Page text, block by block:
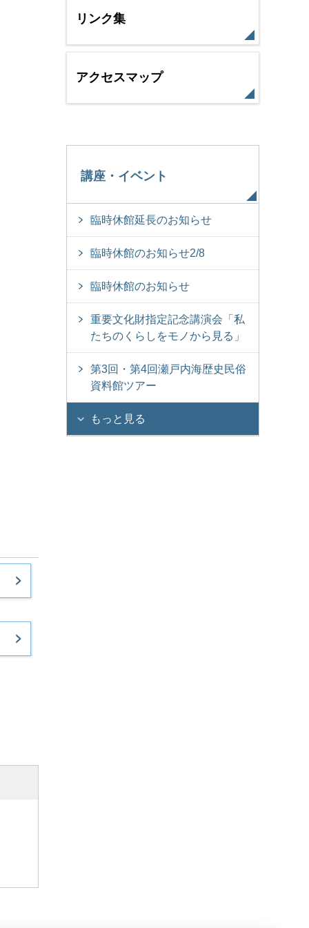
リンク集
アクセスマップ
講座・イベント
臨時休館延長のお知らせ
臨時休館のお知らせ2/8
臨時休館のお知らせ
重要文化財指定記念講演会「私
たちのくらしをモノから見る」
第3回・第4回瀬戸内海歴史民俗
資料館ツアー
もっと見る